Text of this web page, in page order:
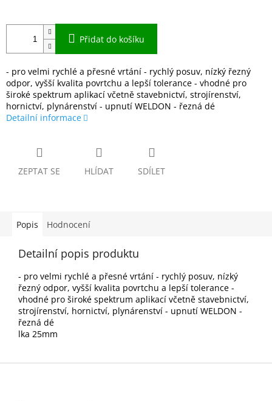
Přidat do košíku
- pro velmi rychlé a přesné vrtání - rychlý posuv, nízký řezný
odpor, vyšší kvalita povrtchu a lepší tolerance - vhodné pro
široké spektrum aplikací včetně stavebnictví, strojírenství,
hornictví, plynárenství - upnutí WELDON - řezná dé
Detailní informace
ZEPTAT SE HLÍDAT SDÍLET
Popis Hodnocení
Detailní popis produktu
- pro velmi rychlé a přesné vrtání - rychlý posuv, nízký
řezný odpor, vyšší kvalita povrtchu a lepší tolerance -
vhodné pro široké spektrum aplikací včetně stavebnictví,
strojírenství, hornictví, plynárenství - upnutí WELDON -
řezná dé
lka 25mm
Z